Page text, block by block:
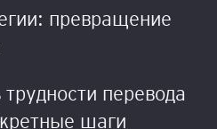
превращение
перевода
шаги